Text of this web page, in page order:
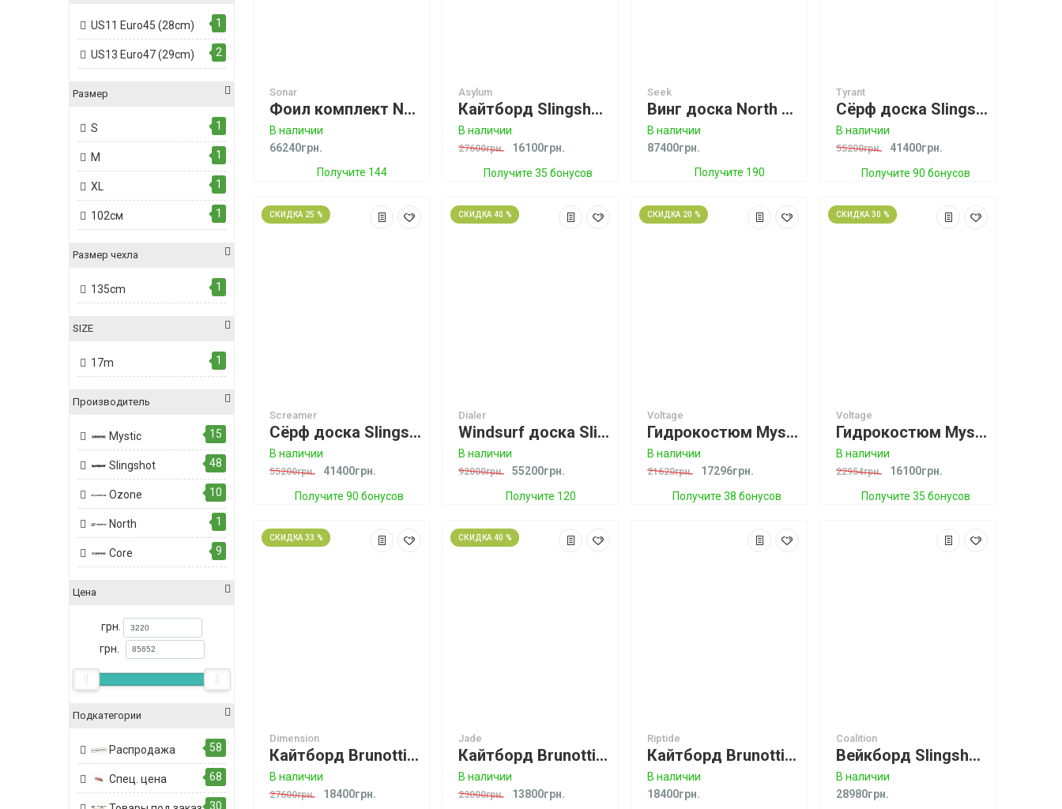
US11 Euro45 (28cm) 1
US13 Euro47 (29cm) 2
Размер
S 1
M 1
XL 1
102см 1
Размер чехла
135cm 1
SIZE
17m 1
Производитель
Mystic 15
Slingshot 48
Ozone 10
North 1
Core 9
Цена
грн.
грн.
Подкатегории
Распродажа 58
Спец. цена 68
30
Sonar
Фоил комплект North Sonar Carbon Foil Edition CF85 Black
В наличии
66240грн.
Получите 144
Asylum
Кайтборд Slingshot Asylum
В наличии
27600грн. 16100грн.
Получите 35 бонусов
Seek
Винг доска North Seek Foil Board (спец. цена)
В наличии
87400грн.
Получите 190
Tyrant
Сёрф доска Slingshot Tyrant 6'0”
В наличии
55200грн. 41400грн.
Получите 90 бонусов
СКИДКА 25 %
Screamer
Сёрф доска Slingshot Screamer
В наличии
55200грн. 41400грн.
Получите 90 бонусов
СКИДКА 40 %
Dialer
Windsurf доска Slingshot Dialer
В наличии
92000грн. 55200грн.
Получите 120
СКИДКА 20 %
Voltage
Гидрокостюм Mystic Voltage 6/5/4 D/L Crosstech
В наличии
21620грн. 17296грн.
Получите 38 бонусов
СКИДКА 30 %
Voltage
Гидрокостюм Mystic Voltage High Voltage 4/3 D/L Fullsuit
В наличии
22954грн. 16100грн.
Получите 35 бонусов
СКИДКА 33 %
Dimension
Кайтборд Brunotti Dimension
В наличии
27600грн. 18400грн.
СКИДКА 40 %
Jade
Кайтборд Brunotti Jade
В наличии
23000грн. 13800грн.
Riptide
Кайтборд Brunotti Riptide
В наличии
18400грн.
Coalition
Вейкборд Slingshot Coalition 2024 (спец. цена)
В наличии
28980грн.